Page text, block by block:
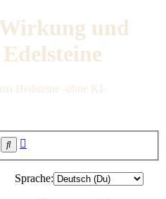
und
Heilsteine -ohne KI-
Suche
Sprache: